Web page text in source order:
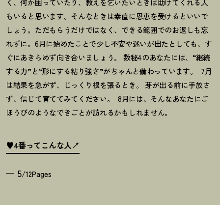
く、何か困っていたり、教えを乞いたいときは助けてくれる人
もいると思います。そんなときは素直に恩恵を受けるといいで
しょう。ただもらうだけではなく、できる範囲でのお返しも忘
れずに。 6月に始めたことで少し不安や迷いが出たとしても、す
ぐにあきらめず向き合いましょう。 数秘4のあなたには、“継続
する力”と“形にする粘り強さ”がちゃんと備わっています。
7月
は結果を急がず、じっくり根を張るとき。 芽が出る前に手放さ
ず、信じて育ててみてください。
8月には、そんなあなたにご
ほうびのようなできごとが訪れるかもしれません。
♥4番ってこんな人
5/12Pages